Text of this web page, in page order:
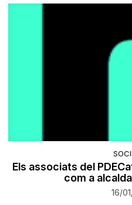
Els associats del
com a
16/